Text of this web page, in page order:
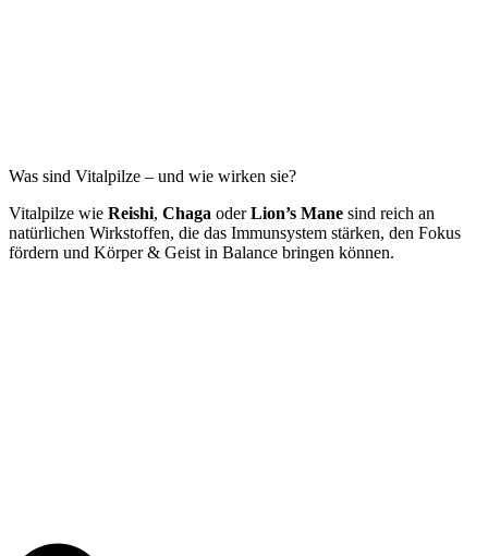
Was sind Vitalpilze – und wie wirken sie?
Vitalpilze wie Reishi, Chaga oderLion’s Mane sind reich an
natürlichen Wirkstoffen, die das Immunsystem stärken, den Fokus
fördern und Körper & Geist in Balance bringen können.